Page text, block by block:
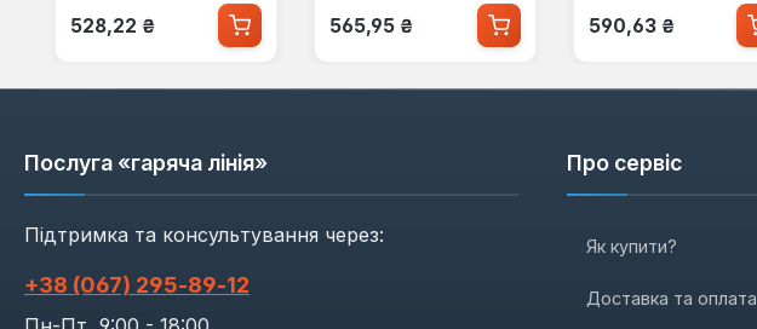
Звичайна ціна:
528,22 ₴ Звичайна ціна:
565,95 ₴ Звичайна ціна:
590,63 ₴
Послуга «гаряча лінія»
Підтримка та консультування через:
+38 (067) 295‑89‑12
Про сервіс
Як купити?
Доставка та оплата